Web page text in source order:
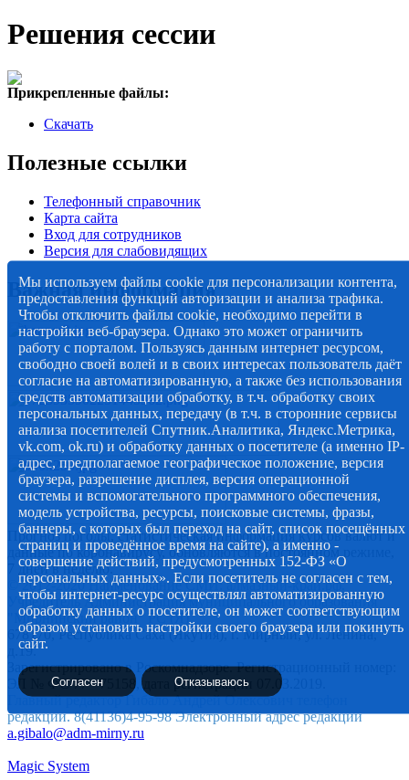
Решения сессии
Прикрепленные файлы:
Скачать
Полезные ссылки
Телефонный справочник
Карта сайта
Вход для сотрудников
Версия для слабовидящих
Важная информация
Прогноз погоды, статистическая информация курсов валют и
данные по коронавирусу, обновляются в постоянном режиме,
7 дней в неделю.
© 2012-2020 Наименование СМИ: алмазный-край.рф.
Учредитель Администрация муниципального образования
"Мирнинский район" РС (Я)
678170, Республика Саха (Якутия), г. Мирный, ул. Ленина,
д.19.
Зарегистрировано в Роскомнадзоре. Регистрационный номер:
ЭЛ № ФС 77 - 75158, дата регистрации 07.03.2019.
Главный редактор Гибало Андрей Олексович телефон
редакции. 8(41136)4-95-98 Электронный адрес редакции
a.gibalo@adm-mirny.ru
Magic System
Мы используем файлы cookie для персонализации контента,
предоставления функций авторизации и анализа трафика.
Чтобы отключить файлы cookie, необходимо перейти в
настройки веб-браузера. Однако это может ограничить
работу с порталом. Пользуясь данным интернет ресурсом,
свободно своей волей и в своих интересах пользователь даёт
согласие на автоматизированную, а также без использования
средств автоматизации обработку, в т.ч. обработку своих
персональных данных, передачу (в т.ч. в сторонние сервисы
анализа посетителей Спутник.Аналитика, Яндекс.Метрика,
vk.com, ok.ru) и обработку данных о посетителе (а именно IP-
адрес, предполагаемое географическое положение, версия
браузера, разрешение дисплея, версия операционной
системы и вспомогательного программного обеспечения,
модель устройства, ресурсы, поисковые системы, фразы,
баннеры, с которых был переход на сайт, список посещённых
страниц и проведённое время на сайте), а именно -
совершение действий, предусмотренных 152-ФЗ «О
персональных данных». Если посетитель не согласен с тем,
чтобы интернет-ресурс осуществлял автоматизированную
обработку данных о посетителе, он может соответствующим
образом установить настройки своего браузера или покинуть
сайт.
Согласен Отказываюсь